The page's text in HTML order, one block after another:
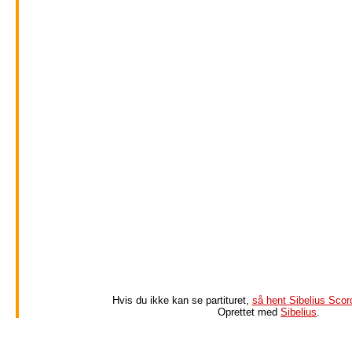
Hvis du ikke kan se partituret, så hent Sibelius
Oprettet med Sibelius.